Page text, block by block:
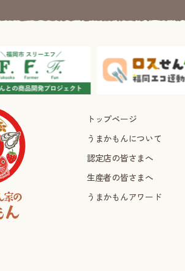
トップページ
うまかもんについて
認定店の皆さまへ
生産者の皆さまへ
うまかもんアワード